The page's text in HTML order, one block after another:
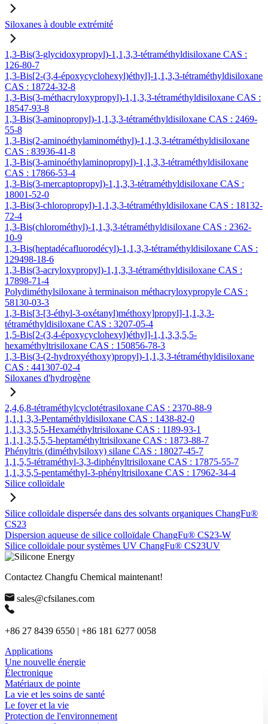
Siloxanes à double extrémité
1,3-Bis(3-glycidoxypropyl)-1,1,3,3-tétraméthyldisiloxane CAS :
126-80-7
1,3-Bis[2-(3,4-époxycyclohexyl)éthyl]-1,1,3,3-tétraméthyldisiloxane
CAS : 18724-32-8
1,3-Bis(3-méthacryloxypropyl)-1,1,3,3-tétraméthyldisiloxane CAS :
18547-93-8
1,3-Bis(3-aminopropyl)-1,1,3,3-tétraméthyldisiloxane CAS : 2469-
55-8
1,3-Bis(2-aminoéthylaminométhyl)-1,1,3,3-tétraméthyldisiloxane
CAS : 83936-41-8
1,3-Bis(3-aminoéthylaminopropyl)-1,1,3,3-tétraméthyldisiloxane
CAS : 17866-53-4
1,3-Bis(3-mercaptopropyl)-1,1,3,3-tétraméthyldisiloxane CAS :
18001-52-0
1,3-Bis(3-chloropropyl)-1,1,3,3-tétraméthyldisiloxane CAS : 18132-
72-4
1,3-Bis(chlorométhyl)-1,1,3,3-tétraméthyldisiloxane CAS : 2362-
10-9
1,3-Bis(heptadécafluorodécyl)-1,1,3,3-tétraméthyldisiloxane CAS :
129498-18-6
1,3-Bis(3-acryloxypropyl)-1,1,3,3-tétraméthyldisiloxane CAS :
17898-71-4
Polydiméthylsiloxane à terminaison méthacryloxypropyle CAS :
58130-03-3
1,3-Bis[3-[3-éthyl-3-oxétanyl)méthoxy]propyl]-1,1,3,3-
tétraméthyldisiloxane CAS : 3207-05-4
1,5-Bis[2-(3,4-époxycyclohexyl)éthyl]-1,1,3,3,5,5-
hexaméthyltrisiloxane CAS : 150856-78-3
1,3-Bis(3-(2-hydroxyéthoxy)propyl)-1,1,3,3-tétraméthyldisiloxane
CAS : 441307-02-4
Siloxanes d'hydrogène
2,4,6,8-tétraméthylcyclotétrasiloxane CAS : 2370-88-9
1,1,1,3,3-Pentaméthyldisiloxane CAS : 1438-82-0
1,1,3,3,5,5-Hexaméthyltrisiloxane CAS : 1189-93-1
1,1,1,3,5,5,5-heptaméthyltrisiloxane CAS : 1873-88-7
Phényltris (diméthylsiloxy) silane CAS : 18027-45-7
1,1,5,5-tétraméthyl-3,3-diphényltrisiloxane CAS : 17875-55-7
1,1,3,5,5-pentaméthyl-3-phényltrisiloxane CAS : 17962-34-4
Silice colloïdale
Silice colloïdale dispersée dans des solvants organiques ChangFu®
CS23
Dispersion aqueuse de silice colloïdale ChangFu® CS23-W
Silice colloïdale pour systèmes UV ChangFu® CS23UV
Contactez Changfu Chemical maintenant!
sales@cfsilanes.com
+86 27 8439 6550 | +86 181 6277 0058
Applications
Une nouvelle énergie
Électronique
Matériaux de pointe
La vie et les soins de santé
Le foyer et la vie
Protection de l'environnement